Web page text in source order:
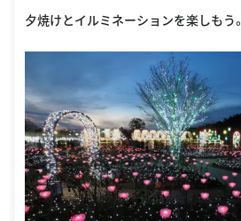
夕焼けとイルミネーションを楽しもう。